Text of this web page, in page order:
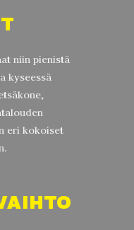
niin pienistä
kyseessä
eri kokoiset